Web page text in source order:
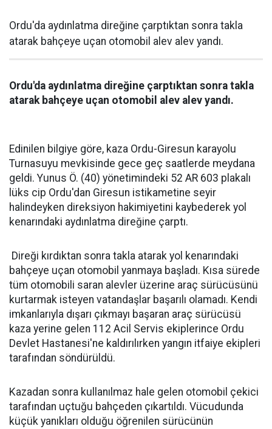
Ordu'da aydınlatma direğine çarptıktan sonra takla
atarak bahçeye uçan otomobil alev alev yandı.
Ordu'da aydınlatma direğine çarptıktan sonra takla
atarak bahçeye uçan otomobil alev alev yandı.
Edinilen bilgiye göre, kaza Ordu-Giresun karayolu
Turnasuyu mevkisinde gece geç saatlerde meydana
geldi. Yunus Ö. (40) yönetimindeki 52 AR 603 plakalı
lüks cip Ordu'dan Giresun istikametine seyir
halindeyken direksiyon hakimiyetini kaybederek yol
kenarındaki aydınlatma direğine çarptı.
Direği kırdıktan sonra takla atarak yol kenarındaki
bahçeye uçan otomobil yanmaya başladı. Kısa sürede
tüm otomobili saran alevler üzerine araç sürücüsünü
kurtarmak isteyen vatandaşlar başarılı olamadı. Kendi
imkanlarıyla dışarı çıkmayı başaran araç sürücüsü
kaza yerine gelen 112 Acil Servis ekiplerince Ordu
Devlet Hastanesi'ne kaldırılırken yangın itfaiye ekipleri
tarafından söndürüldü.
Kazadan sonra kullanılmaz hale gelen otomobil çekici
tarafından uçtuğu bahçeden çıkartıldı. Vücudunda
küçük yanıkları olduğu öğrenilen sürücünün